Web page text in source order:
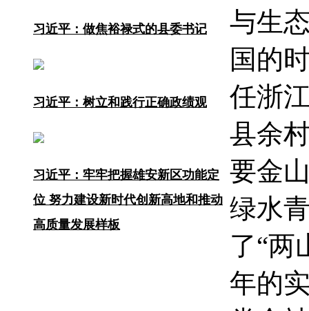
习近平：做焦裕禄式的县委书记
习近平：树立和践行正确政绩观
习近平：牢牢把握雄安新区功能定
位 努力建设新时代创新高地和推动
高质量发展样板
与生
国的
任浙
县余
要金
绿水
了“两
年的